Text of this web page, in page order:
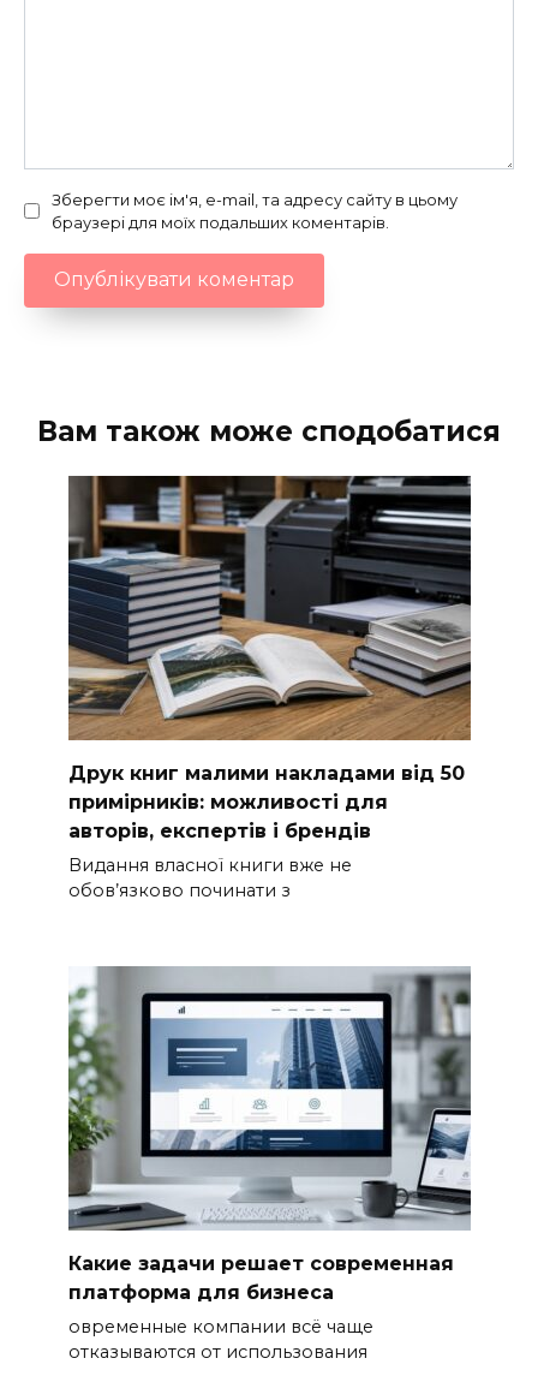
Зберегти моє ім'я, e-mail, та адресу сайту в цьому
браузері для моїх подальших коментарів.
Вам також може сподобатися
Друк книг малими накладами від 50
примірників: можливості для
авторів, експертів і брендів
Видання власної книги вже не
обов’язково починати з
Какие задачи решает современная
платформа для бизнеса
овременные компании всё чаще
отказываются от использования